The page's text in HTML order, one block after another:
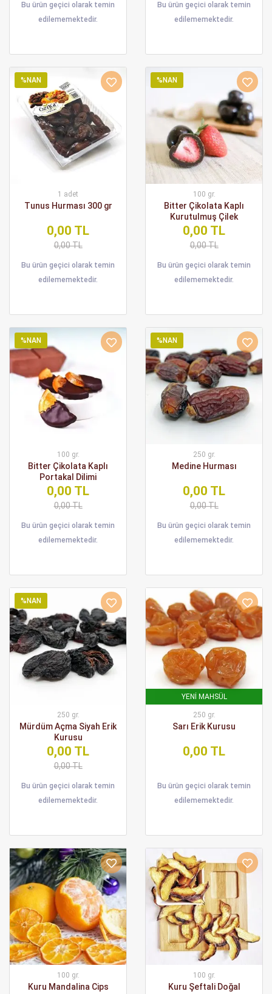
Bu ürün geçici olarak temin
edilememektedir.
Bu ürün geçici olarak temin
edilememektedir.
%NAN
1 adet
Tunus Hurması 300 gr
0,00 TL
0,00 TL
Bu ürün geçici olarak temin
edilememektedir.
%NAN
100 gr.
Bitter Çikolata Kaplı
Kurutulmuş Çilek
0,00 TL
0,00 TL
Bu ürün geçici olarak temin
edilememektedir.
%NAN
100 gr.
Bitter Çikolata Kaplı
Portakal Dilimi
0,00 TL
0,00 TL
Bu ürün geçici olarak temin
edilememektedir.
%NAN
250 gr.
Medine Hurması
0,00 TL
0,00 TL
Bu ürün geçici olarak temin
edilememektedir.
%NAN
250 gr.
Mürdüm Açma Siyah Erik
Kurusu
0,00 TL
0,00 TL
Bu ürün geçici olarak temin
edilememektedir.
YENİ MAHSÜL
250 gr.
Sarı Erik Kurusu
0,00 TL
Bu ürün geçici olarak temin
edilememektedir.
100 gr.
Kuru Mandalina Cips
100 gr.
Kuru Şeftali Doğal